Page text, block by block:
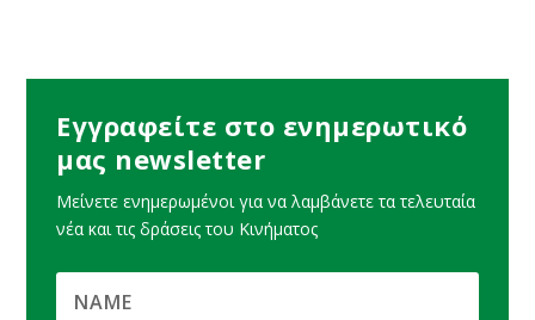
Εγγραφείτε στο ενημερωτικό
μας newsletter
Μείνετε ενημερωμένοι για να λαμβάνετε τα τελευταία
νέα και τις δράσεις του Κινήματος